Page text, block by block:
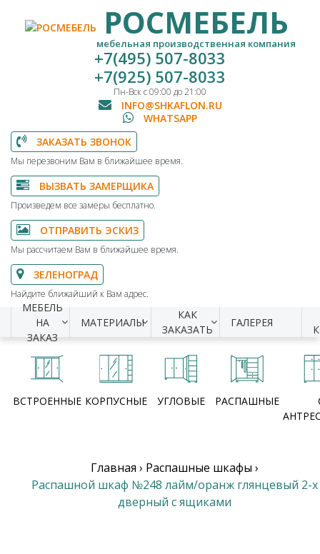
РОСМЕБЕЛЬ
мебельная производственная компания
+7(495) 507-8033
+7(925) 507-8033
Пн-Вск с 09:00 до 21:00
INFO@SHKAFLON.RU
WHATSAPP
ЗАКАЗАТЬ ЗВОНОК
Мы перезвоним Вам в ближайшее время.
ВЫЗВАТЬ ЗАМЕРЩИКА
Произведем все замеры бесплатно.
ОТПРАВИТЬ ЭСКИЗ
Мы рассчитаем Вам в ближайшее время.
ЗЕЛЕНОГРАД
Найдите ближайший к Вам адрес.
МЕБЕЛЬ
НА
ЗАКАЗ
МАТЕРИАЛЫ
КАК
ЗАКАЗАТЬ
ГАЛЕРЕЯ
ВСТРОЕННЫЕ КОРПУСНЫЕ УГЛОВЫЕ РАСПАШНЫЕ
Главная › Распашные шкафы ›
Распашной шкаф №248 лайм/оранж глянцевый 2-х
дверный с ящиками